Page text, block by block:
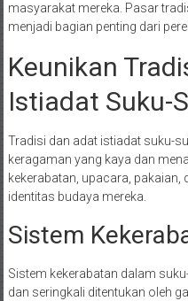
masyarakat mereka. Pasar
menjadi bagian penting dari
Keunikan
Istiadat Suku-
Tradisi dan adat istiadat suku-
keragaman yang kaya dan
kekerabatan, upacara,
identitas budaya mereka.
Sistem
Sistem kekerabatan dalam
dan seringkali ditentukan oleh